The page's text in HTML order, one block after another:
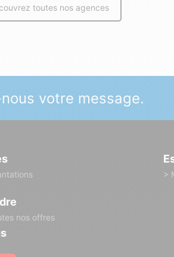
toutes nos agences
votre message.
nos offres
>